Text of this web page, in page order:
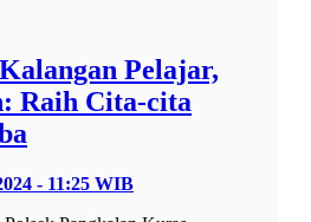
Pelajar,
Raih Cita-cita
- 11:25 WIB